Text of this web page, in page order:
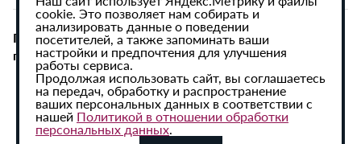
При использовании материалов сайта активная
гиперссылка на ИА «Регион 64» обязательна.
cookie. Это позволяет нам собирать и
анализировать данные о поведении
посетителей, а также запоминать ваши
настройки и предпочтения для улучшения
работы сервиса.
Продолжая использовать сайт, вы соглашаетесь
на передач, обработку и распространение
ваших персональных данных в соответствии с
нашей Политикой в отношении обработки
персональных данных.